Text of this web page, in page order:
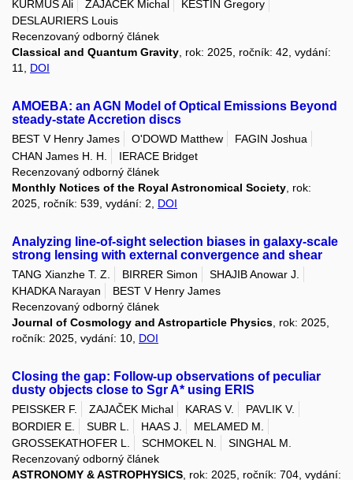
KURMUS Ali ZAJAČEK Michal
KESTIN Gregory
DESLAURIERS Louis
Recenzovaný odborný článek
Classical and Quantum Gravity , rok: 2025, ročník: 42, vydání:
11, DOI
AMOEBA: an AGN Model of Optical Emissions Beyond
steady-state Accretion discs
BEST V Henry James O'DOWD Matthew
FAGIN Joshua
CHAN James H. H.
IERACE Bridget
Recenzovaný odborný článek
Monthly Notices of the Royal Astronomical Society , rok:
2025, ročník: 539, vydání: 2, DOI
Analyzing line-of-sight selection biases in galaxy-scale
strong lensing with external convergence and shear
TANG Xianzhe T. Z. BIRRER Simon
SHAJIB Anowar J.
KHADKA Narayan
BEST V Henry James
Recenzovaný odborný článek
Journal of Cosmology and Astroparticle Physics , rok: 2025,
ročník: 2025, vydání: 10, DOI
Closing the gap: Follow-up observations of peculiar
dusty objects close to Sgr A* using ERIS
PEISSKER F. ZAJAČEK Michal KARAS V.
PAVLIK V.
BORDIER E.
SUBR L. HAAS J.
MELAMED M.
GROSSEKATHOFER L.
SCHMOKEL N.
SINGHAL M.
Recenzovaný odborný článek
ASTRONOMY & ASTROPHYSICS , rok: 2025, ročník: 704, vydání: